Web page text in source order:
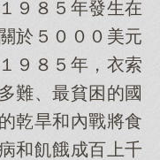
９８５年發生在
於５０００美元
９８５年，衣索
難、最貧困的國
乾旱和內戰將食
和飢餓成百上千